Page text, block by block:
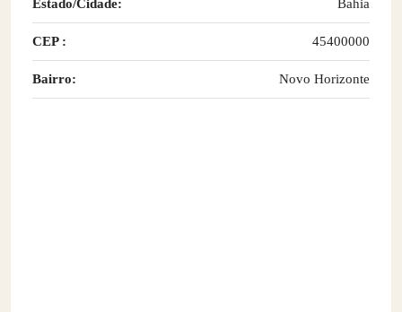
Estado/Cidade: Bahia
CEP : 45400000
Bairro: Novo Horizonte